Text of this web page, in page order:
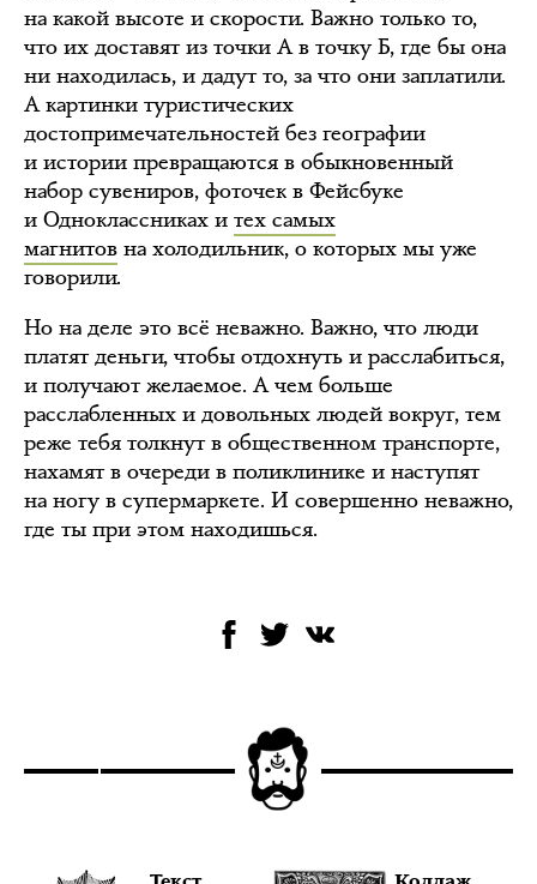
на какой высоте и скорости. Важно только то,
что их доставят из точки А в точку Б, где бы она
ни находилась, и дадут то, за что они заплатили.
А картинки туристических
достопримечательностей без географии
и истории превращаются в обыкновенный
набор сувениров, фоточек в Фейсбуке
и Одноклассниках и тех самых
магнитов на холодильник, о которых мы уже
говорили.
Но на деле это всё неважно. Важно, что люди
платят деньги, чтобы отдохнуть и расслабиться,
и получают желаемое. А чем больше
расслабленных и довольных людей вокруг, тем
реже тебя толкнут в общественном транспорте,
нахамят в очереди в поликлинике и наступят
на ногу в супермаркете. И совершенно неважно,
где ты при этом находишься.